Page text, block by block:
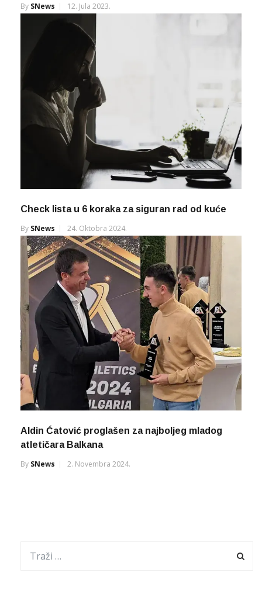
By SNews 12. Jula 2023.
Check lista u 6 koraka za siguran rad od kuće
By SNews 24. Oktobra 2024.
Aldin Ćatović proglašen za najboljeg mladog
atletičara Balkana
By SNews 2. Novembra 2024.